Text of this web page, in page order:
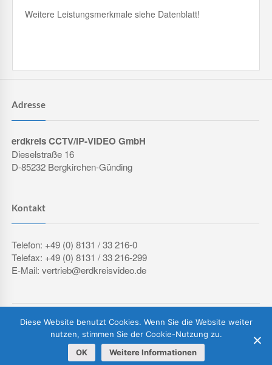
Weitere Leistungsmerkmale siehe Datenblatt!
Adresse
erdkreis CCTV/IP-VIDEO GmbH
Dieselstraße 16
D-85232 Bergkirchen-Günding
Kontakt
Telefon: +49 (0) 8131 / 33 216-0
Telefax: +49 (0) 8131 / 33 216-299
E-Mail: vertrieb@erdkreisvideo.de
IMPRESSUM
DATENSCHUTZERKLÄRUNG AGB
Vertrag widerrufen
Diese Website benutzt Cookies. Wenn Sie die Website weiter
nutzen, stimmen Sie der Cookie-Nutzung zu.
OK
Weitere Informationen